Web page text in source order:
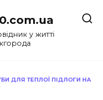
у житті
ДЛЯ ТЕПЛОЇ ПІДЛОГИ НА